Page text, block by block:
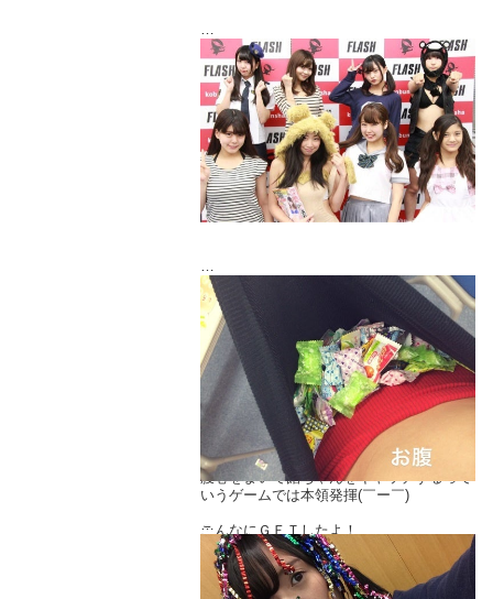
出演者のみなさんと♪
セミファイナルのチャットは残すはあと１
回。
１０月１５日 19：00～です。
絶対来てくださいね(T . T)
いや～最高に楽しかった！
腹巻をまいて飴ちゃんをキャッチするって
いうゲームでは本領発揮(￣ー￣)
こんなにＧＥＴしたよ！
クラッカーもガンガン鳴らしちゃった♡
パーリーナイッ